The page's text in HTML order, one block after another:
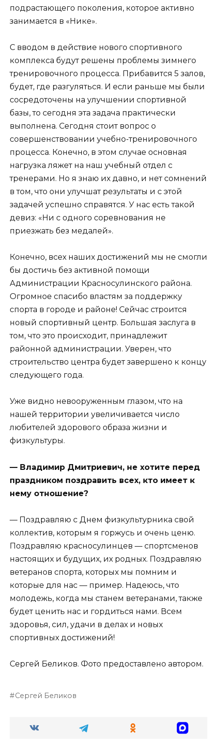
подрастающего поколения, которое активно
занимается в «Нике».
С вводом в действие нового спортивного
комплекса будут решены проблемы зимнего
тренировочного процесса. Прибавится 5 залов,
будет, где разгуляться. И если раньше мы были
сосредоточены на улучшении спортивной
базы, то сегодня эта задача практически
выполнена. Сегодня стоит вопрос о
совершенствовании учебно-тренировочного
процесса. Конечно, в этом случае основная
нагрузка ляжет на наш учебный отдел с
тренерами. Но я знаю их давно, и нет сомнений
в том, что они улучшат результаты и с этой
задачей успешно справятся. У нас есть такой
девиз: «Ни с одного соревнования не
приезжать без медалей».
Конечно, всех наших достижений мы не смогли
бы достичь без активной помощи
Администрации Красносулинского района.
Огромное спасибо властям за поддержку
спорта в городе и районе! Сейчас строится
новый спортивный центр. Большая заслуга в
том, что это происходит, принадлежит
районной администрации. Уверен, что
строительство центра будет завершено к концу
следующего года.
Уже видно невооруженным глазом, что на
нашей территории увеличивается число
любителей здорового образа жизни и
физкультуры.
— Владимир Дмитриевич, не хотите перед
праздником поздравить всех, кто имеет к
нему отношение?
— Поздравляю с Днем физкультурника свой
коллектив, которым я горжусь и очень ценю.
Поздравляю красносулинцев — спортсменов
настоящих и будущих, их родных. Поздравляю
ветеранов спорта, которых мы помним и
которые для нас — пример. Надеюсь, что
молодежь, когда мы станем ветеранами, также
будет ценить нас и гордиться нами. Всем
здоровья, сил, удачи в делах и новых
спортивных достижений!
Сергей Беликов. Фото предоставлено автором.
Сергей Беликов